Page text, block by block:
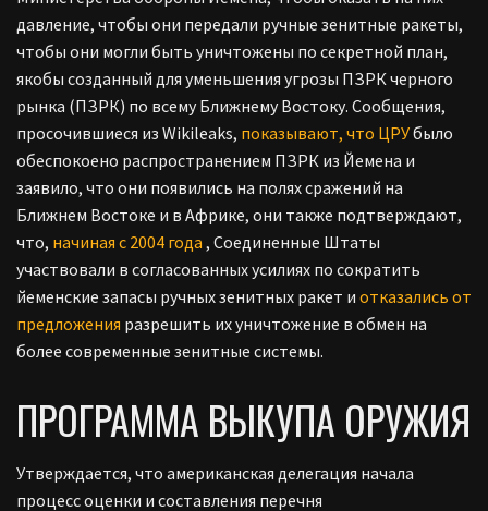
давление, чтобы они передали ручные зенитные ракеты,
чтобы они могли быть уничтожены по секретной план,
якобы созданный для уменьшения угрозы ПЗРК черного
рынка (ПЗРК) по всему Ближнему Востоку. Сообщения,
просочившиеся из Wikileaks, показывают, что ЦРУбыло
обеспокоено распространением ПЗРК из Йемена и
заявило, что они появились на полях сражений на
Ближнем Востоке и в Африке, они также подтверждают,
что, начиная с 2004 года , Соединенные Штаты
участвовали в согласованных усилиях по сократить
йеменские запасы ручных зенитных ракет и отказались от
предложения разрешить их уничтожение в обмен на
более современные зенитные системы.
ПРОГРАММА ВЫКУПА ОРУЖИЯ
Утверждается, что американская делегация начала
процесс оценки и составления перечня